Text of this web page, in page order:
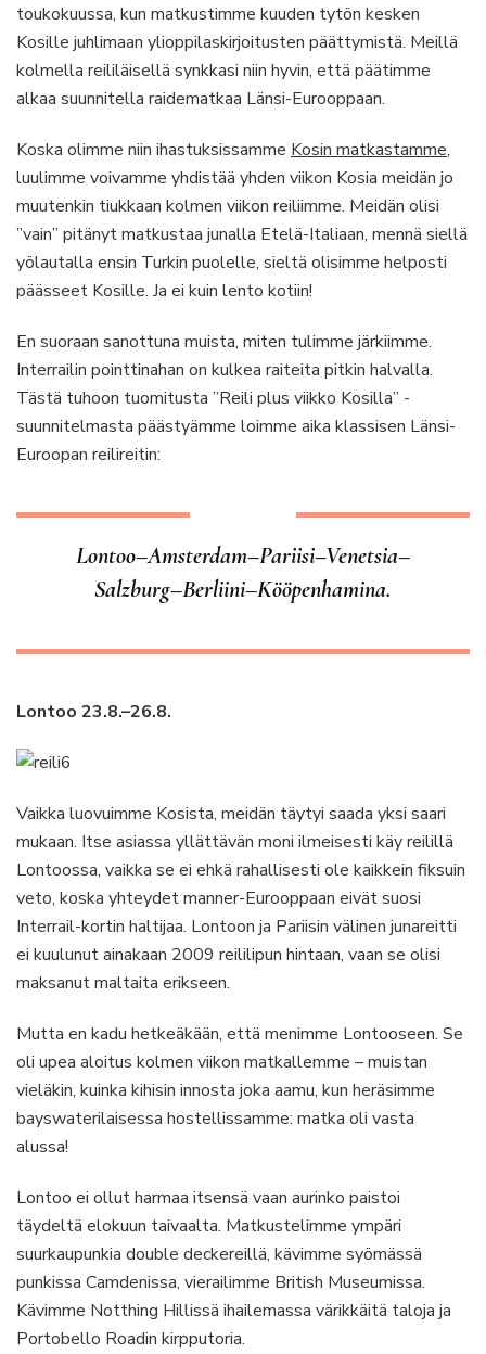
toukokuussa, kun matkustimme kuuden tytön kesken
Kosille juhlimaan ylioppilaskirjoitusten päättymistä. Meillä
kolmella reililäisellä synkkasi niin hyvin, että päätimme
alkaa suunnitella raidematkaa Länsi-Eurooppaan.
Koska olimme niin ihastuksissamme Kosin matkastamme,
luulimme voivamme yhdistää yhden viikon Kosia meidän jo
muutenkin tiukkaan kolmen viikon reiliimme. Meidän olisi
”vain” pitänyt matkustaa junalla Etelä-Italiaan, mennä siellä
yölautalla ensin Turkin puolelle, sieltä olisimme helposti
päässeet Kosille. Ja ei kuin lento kotiin!
En suoraan sanottuna muista, miten tulimme järkiimme.
Interrailin pointtinahan on kulkea raiteita pitkin halvalla.
Tästä tuhoon tuomitusta ”Reili plus viikko Kosilla” -
suunnitelmasta päästyämme loimme aika klassisen Länsi-
Euroopan reilireitin:
Lontoo–Amsterdam–Pariisi–Venetsia–
Salzburg–Berliini–Kööpenhamina.
Lontoo 23.8.–26.8.
Vaikka luovuimme Kosista, meidän täytyi saada yksi saari
mukaan. Itse asiassa yllättävän moni ilmeisesti käy reilillä
Lontoossa, vaikka se ei ehkä rahallisesti ole kaikkein fiksuin
veto, koska yhteydet manner-Eurooppaan eivät suosi
Interrail-kortin haltijaa. Lontoon ja Pariisin välinen junareitti
ei kuulunut ainakaan 2009 reililipun hintaan, vaan se olisi
maksanut maltaita erikseen.
Mutta en kadu hetkeäkään, että menimme Lontooseen. Se
oli upea aloitus kolmen viikon matkallemme – muistan
vieläkin, kuinka kihisin innosta joka aamu, kun heräsimme
bayswaterilaisessa hostellissamme: matka oli vasta
alussa!
Lontoo ei ollut harmaa itsensä vaan aurinko paistoi
täydeltä elokuun taivaalta. Matkustelimme ympäri
suurkaupunkia double deckereillä, kävimme syömässä
punkissa Camdenissa, vierailimme British Museumissa.
Kävimme Notthing Hillissä ihailemassa värikkäitä taloja ja
Portobello Roadin kirpputoria.